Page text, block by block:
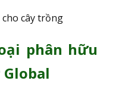
phân hữu
Global